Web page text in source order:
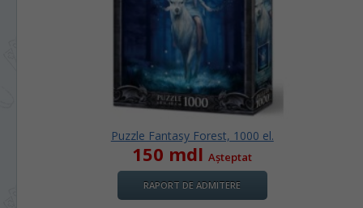
Puzzle Fantasy Forest, 1000 el.
150 mdlAșteptat
RAPORT DE ADMITERE